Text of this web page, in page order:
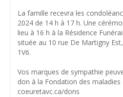
La famille recevra les
2024 de 14 h à 17 h. Une
lieu à 16 h à la Résidence
située au 10 rue De Martigny
1V6.
Vos marques de sympathie
don à la Fondation des maladies
coeuretavc.ca/dons